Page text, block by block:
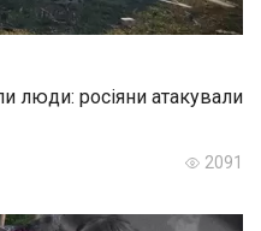
люди: росіяни атакували
2091